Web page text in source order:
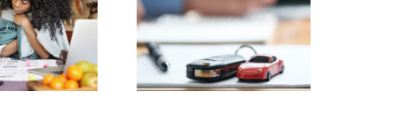
¿Comprar un
coche?
capital
inmobiliario
podría ser la